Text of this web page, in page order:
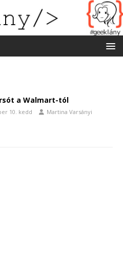
a Walmart-tól
10. kedd Martina Varsányi